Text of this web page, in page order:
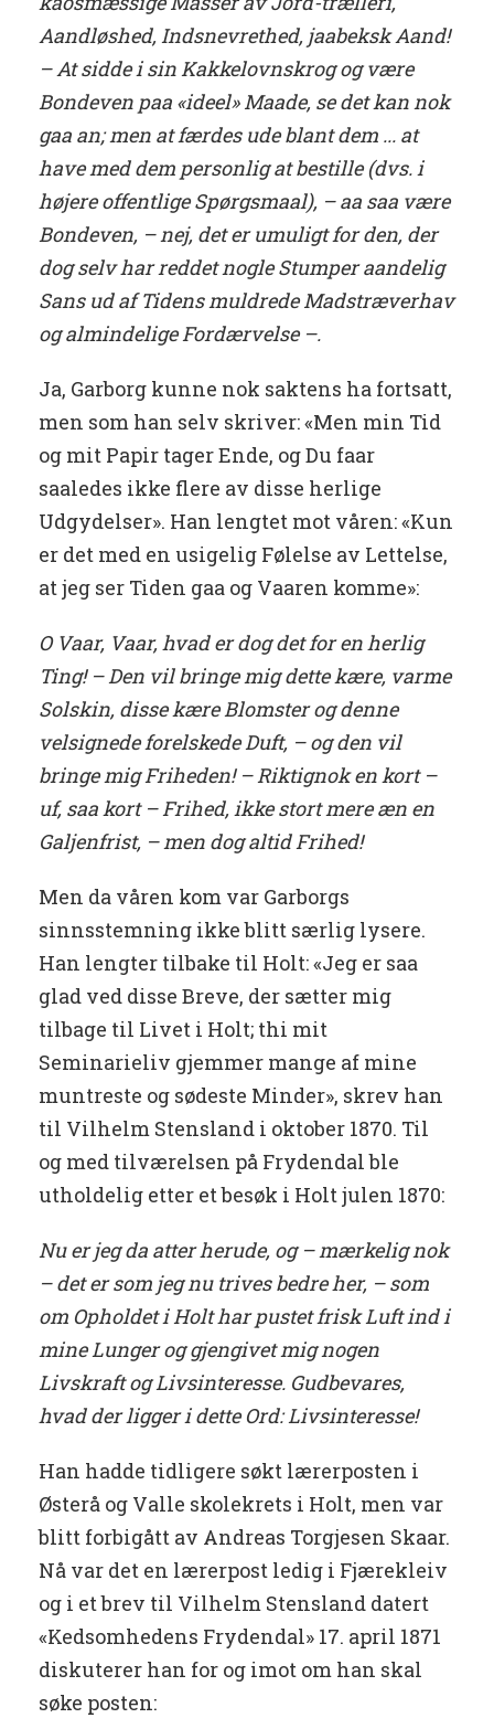
Aandløshed, Indsnevrethed, jaabeksk Aand!
– At sidde i sin Kakkelovnskrog og være
Bondeven paa «ideel» Maade, se det kan nok
gaa an; men at færdes ude blant dem ... at
have med dem personlig at bestille (dvs. i
højere offentlige Spørgsmaal), – aa saa være
Bondeven, – nej, det er umuligt for den, der
dog selv har reddet nogle Stumper aandelig
Sans ud af Tidens muldrede Madstræverhav
og almindelige Fordærvelse –.
Ja, Garborg kunne nok saktens ha fortsatt,
men som han selv skriver: «Men min Tid
og mit Papir tager Ende, og Du faar
saaledes ikke flere av disse herlige
Udgydelser». Han lengtet mot våren: «Kun
er det med en usigelig Følelse av Lettelse,
at jeg ser Tiden gaa og Vaaren komme»:
O Vaar, Vaar, hvad er dog det for en herlig
Ting! – Den vil bringe mig dette kære, varme
Solskin, disse kære Blomster og denne
velsignede forelskede Duft, – og den vil
bringe mig Friheden! – Riktignok en kort –
uf, saa kort – Frihed, ikke stort mere æn en
Galjenfrist, – men dog altid Frihed!
Men da våren kom var Garborgs
sinnsstemning ikke blitt særlig lysere.
Han lengter tilbake til Holt: «Jeg er saa
glad ved disse Breve, der sætter mig
tilbage til Livet i Holt; thi mit
Seminarieliv gjemmer mange af mine
muntreste og sødeste Minder», skrev han
til Vilhelm Stensland i oktober 1870. Til
og med tilværelsen på Frydendal ble
utholdelig etter et besøk i Holt julen 1870:
Nu er jeg da atter herude, og – mærkelig nok
– det er som jeg nu trives bedre her, – som
om Opholdet i Holt har pustet frisk Luft ind i
mine Lunger og gjengivet mig nogen
Livskraft og Livsinteresse. Gudbevares,
hvad der ligger i dette Ord: Livsinteresse!
Han hadde tidligere søkt lærerposten i
Østerå og Valle skolekrets i Holt, men var
blitt forbigått av Andreas Torgjesen Skaar.
Nå var det en lærerpost ledig i Fjærekleiv
og i et brev til Vilhelm Stensland datert
«Kedsomhedens Frydendal» 17. april 1871
diskuterer han for og imot om han skal
søke posten: